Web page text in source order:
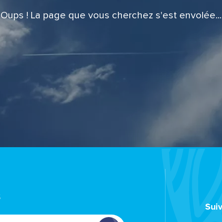
Oups ! La page que vous cherchez s'est envolée...